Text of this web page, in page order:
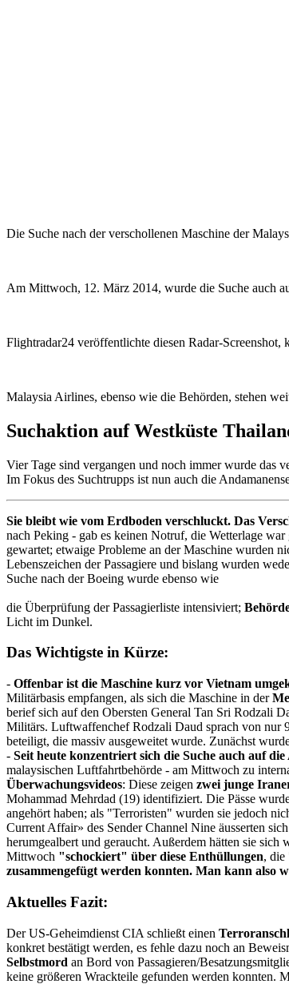
Die Suche nach der verschollenen Maschine der
Am Mittwoch, 12. März 2014, wurde die Suche auch
Flightradar24 veröffentlichte diesen Radar-
Malaysia Airlines, ebenso wie die Behörden, stehen
Suchaktion auf Westküste
Vier Tage sind vergangen und noch immer wurde das
Im Fokus des Suchtrupps ist nun auch die
Sie bleibt wie vom Erdboden verschluckt. Das
nach Peking - gab es keinen Notruf, die Wetterlage
gewartet; etwaige Probleme an der Maschine wurden
Lebenszeichen der Passagiere und bislang wurden
Suche nach der Boeing wurde ebenso wie
die Überprüfung der Passagierliste intensiviert;
Licht im Dunkel.
Das Wichtigste in Kürze:
- Offenbar ist die Maschine kurz vor Vietnam
Militärbasis empfangen, als sich die Maschine in der
berief sich auf den Obersten General Tan Sri Rodzali
Militärs. Luftwaffenchef Rodzali Daud sprach von
beteiligt, die massiv ausgeweitet wurde. Zunächst
- Seit heute konzentriert sich die Suche auch auf die
malaysischen Luftfahrtbehörde - am Mittwoch zu
Überwachungsvideos: Diese zeigen zwei junge
Mohammad Mehrdad (19) identifiziert. Die Pässe
angehört haben; als "Terroristen" wurden sie jedoch
Current Affair» des Sender Channel Nine äusserten
herumgealbert und geraucht. Außerdem hätten sie
Mittwoch "schockiert" über diese Enthüllungen, die
zusammengefügt werden konnten. Man kann also
Aktuelles Fazit:
Der US-Geheimdienst CIA schließt einen
konkret bestätigt werden, es fehle dazu noch an
Selbstmord an Bord von Passagieren/
keine größeren Wrackteile gefunden werden konnten.